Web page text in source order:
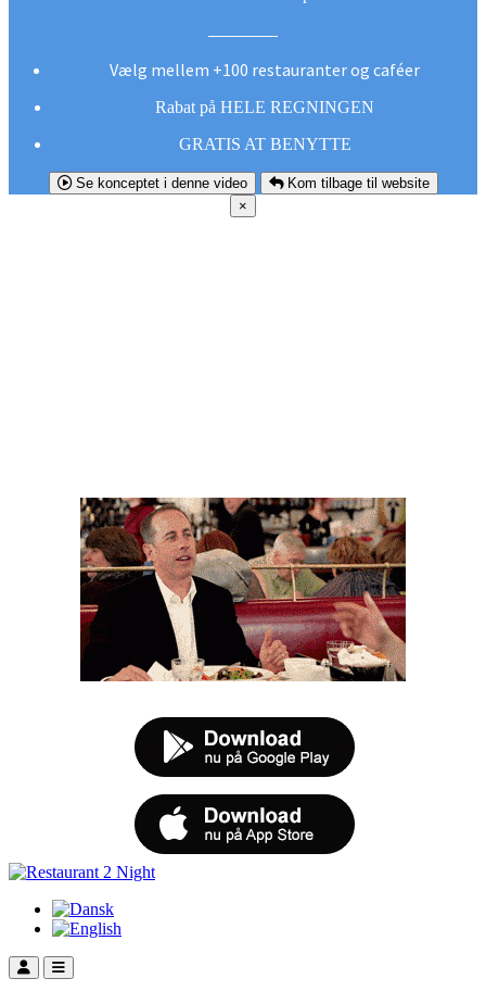
Vælg mellem +100 restauranter og caféer
Rabat på HELE REGNINGEN
GRATIS AT BENYTTE
Se konceptet i denne video
Kom tilbage til website
×